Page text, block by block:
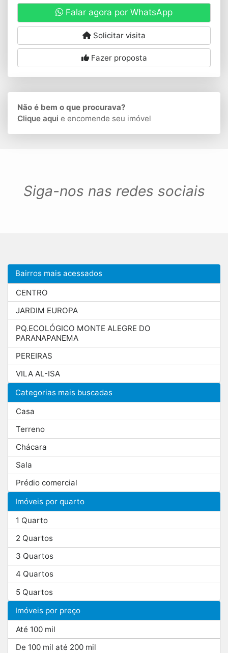
Falar agora por WhatsApp
Solicitar visita
Fazer proposta
Não é bem o que procurava?
Clique aqui e encomende seu imóvel
Siga-nos nas redes sociais
Bairros mais acessados
CENTRO
JARDIM EUROPA
PQ.ECOLÓGICO MONTE ALEGRE DO
PARANAPANEMA
PEREIRAS
VILA AL-ISA
Categorias mais buscadas
Casa
Terreno
Chácara
Sala
Prédio comercial
Imóveis por quarto
1 Quarto
2 Quartos
3 Quartos
4 Quartos
5 Quartos
Imóveis por preço
Até 100 mil
De 100 mil até 200 mil